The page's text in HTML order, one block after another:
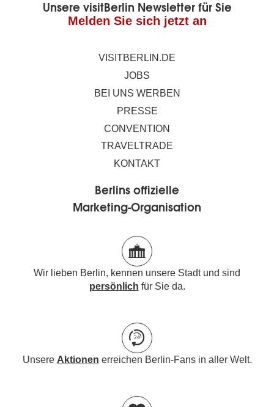
Unsere visitBerlin Newsletter für Sie
Melden Sie sich jetzt an
VISITBERLIN.DE
JOBS
BEI UNS WERBEN
PRESSE
CONVENTION
TRAVELTRADE
KONTAKT
Berlins offizielle
Marketing-Organisation
Wir lieben Berlin, kennen unsere Stadt und sind
persönlich für Sie da.
Unsere Aktionen erreichen Berlin-Fans in aller Welt.